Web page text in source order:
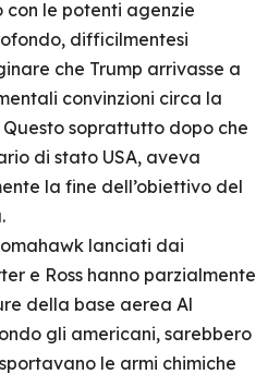
con le potenti agenzie
difficilmentesi
che Trump arrivasse a
convinzioni circa la
soprattutto dopo che
di stato USA, aveva
la fine dell’obiettivo del
lanciati dai
e Ross hanno parzialmente
della base aerea Al
gli americani, sarebbero
le armi chimiche